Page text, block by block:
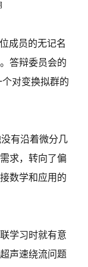
成员的无记名
答辩委员会的
对变换拟群的
有沿着微分几
求，转向了偏
数学和应用的
学习时就有意
声速绕流问题